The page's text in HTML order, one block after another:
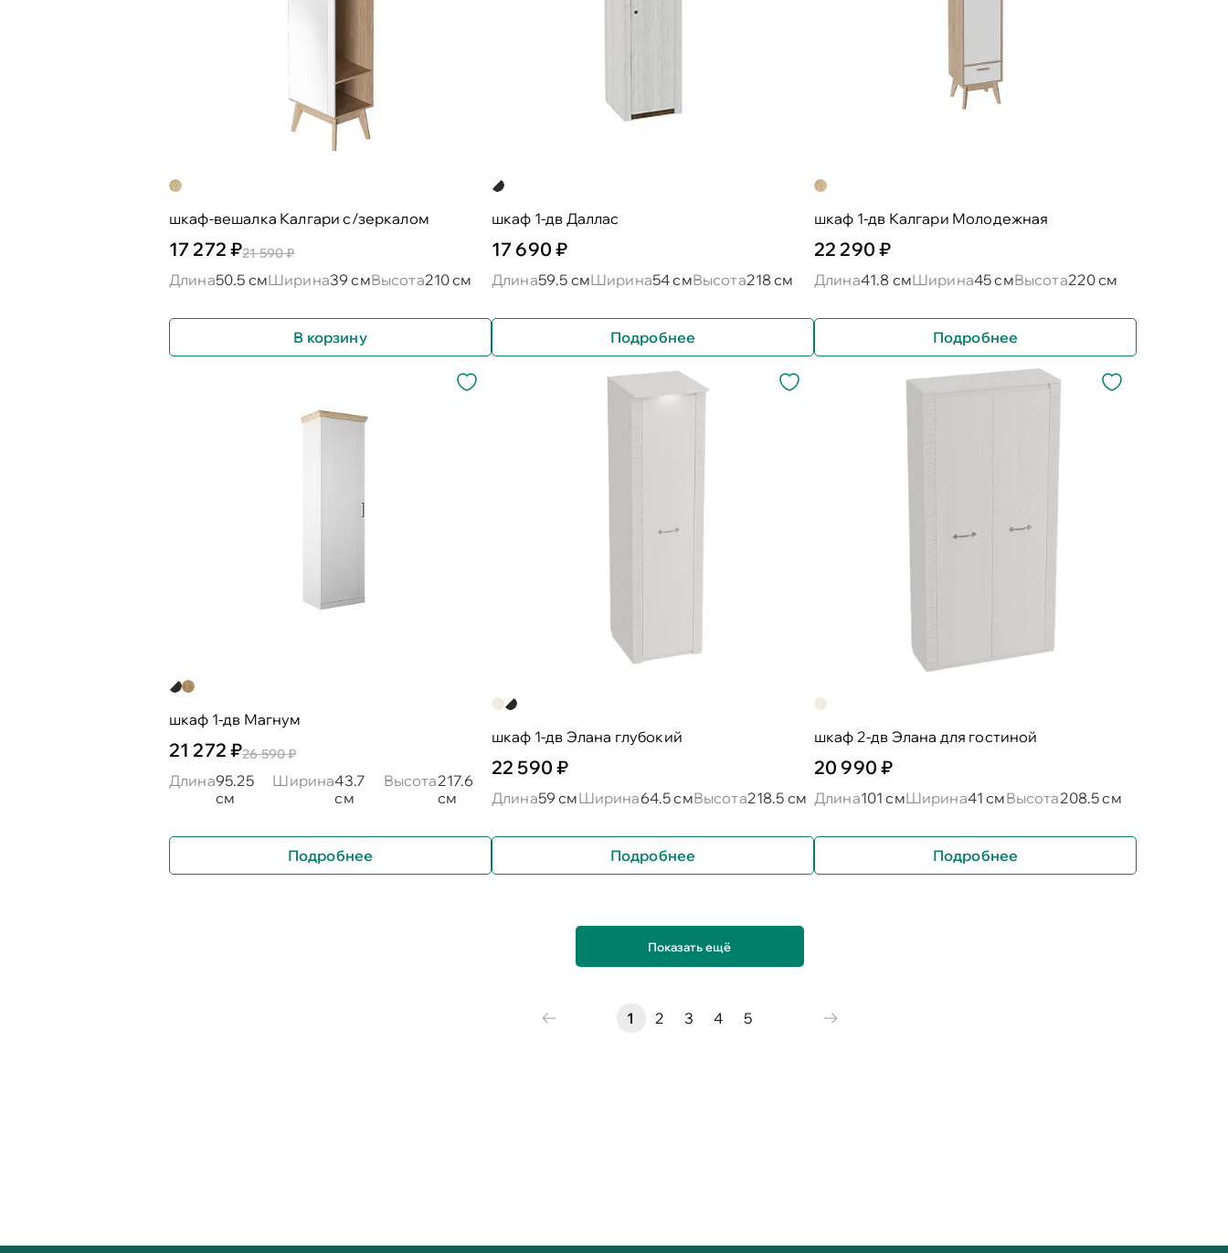
шкаф-вешалка Калгари с/зеркалом
17 272 ₽21 590 ₽
Длина50.5 смШирина39 смВысота210 см
В корзину
шкаф 1-дв Даллас
17 690 ₽
Длина59.5 смШирина54 смВысота218 см
Подробнее
шкаф 1-дв Калгари Молодежная
22 290 ₽
Длина41.8 смШирина45 смВысота220 см
Подробнее
шкаф 1-дв Магнум
21 272 ₽26 590 ₽
Длина95.25
см
Ширина43.7
см
Высота217.6
см
Подробнее
шкаф 1-дв Элана глубокий
22 590 ₽
Длина59 смШирина64.5 смВысота218.5 см
Подробнее
шкаф 2-дв Элана для гостиной
20 990 ₽
Длина101 смШирина41 смВысота208.5 см
Подробнее
Показать ещё
1 2 3 4 5